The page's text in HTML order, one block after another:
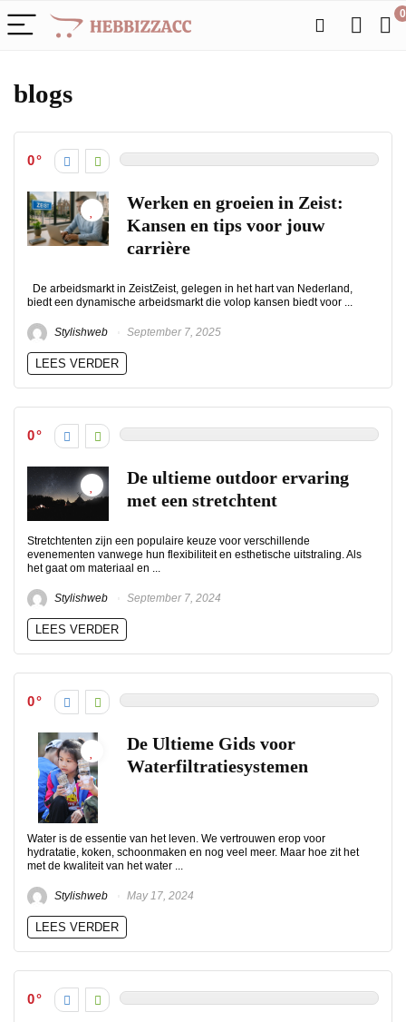
0
blogs
0
Werken en groeien in Zeist:
Kansen en tips voor jouw
carrière
De arbeidsmarkt in ZeistZeist, gelegen in het hart van Nederland,
biedt een dynamische arbeidsmarkt die volop kansen biedt voor ...
Stylishweb September 7, 2025
LEES VERDER
0
De ultieme outdoor ervaring
met een stretchtent
Stretchtenten zijn een populaire keuze voor verschillende
evenementen vanwege hun flexibiliteit en esthetische uitstraling. Als
het gaat om materiaal en ...
Stylishweb September 7, 2024
LEES VERDER
0
De Ultieme Gids voor
Waterfiltratiesystemen
Water is de essentie van het leven. We vertrouwen erop voor
hydratatie, koken, schoonmaken en nog veel meer. Maar hoe zit het
met de kwaliteit van het water ...
Stylishweb May 17, 2024
LEES VERDER
0